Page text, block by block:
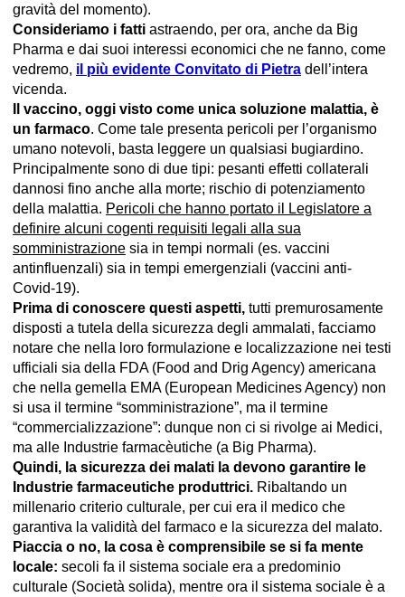
gravità del momento).
Consideriamo i fatti astraendo, per ora, anche da Big
Pharma e dai suoi interessi economici che ne fanno, come
vedremo, il più evidente Convitato di Pietra dell’intera
vicenda.
Il vaccino, oggi visto come unica soluzione malattia, è
un farmaco. Come tale presenta pericoli per l’organismo
umano notevoli, basta leggere un qualsiasi bugiardino.
Principalmente sono di due tipi: pesanti effetti collaterali
dannosi fino anche alla morte; rischio di potenziamento
della malattia. Pericoli che hanno portato il Legislatore a
definire alcuni cogenti requisiti legali alla sua
somministrazione sia in tempi normali (es. vaccini
antinfluenzali) sia in tempi emergenziali (vaccini anti-
Covid-19).
Prima di conoscere questi aspetti, tutti premurosamente
disposti a tutela della sicurezza degli ammalati, facciamo
notare che nella loro formulazione e localizzazione nei testi
ufficiali sia della FDA (Food and Drig Agency) americana
che nella gemella EMA (European Medicines Agency) non
si usa il termine “somministrazione”, ma il termine
“commercializzazione”: dunque non ci si rivolge ai Medici,
ma alle Industrie farmacèutiche (a Big Pharma).
Quindi, la sicurezza dei malati la devono garantire le
Industrie farmaceutiche produttrici. Ribaltando un
millenario criterio culturale, per cui era il medico che
garantiva la validità del farmaco e la sicurezza del malato.
Piaccia o no, la cosa è comprensibile se si fa mente
locale: secoli fa il sistema sociale era a predominio
culturale (Società solida), mentre ora il sistema sociale è a